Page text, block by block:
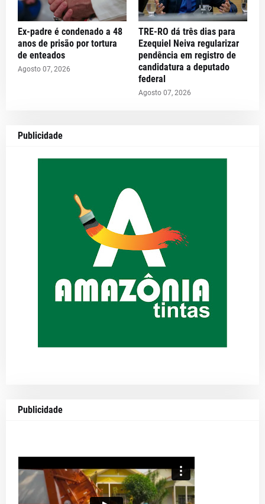
Ex-padre é condenado a 48
anos de prisão por tortura
de enteados
Agosto 07, 2026
TRE-RO dá três dias para
Ezequiel Neiva regularizar
pendência em registro de
candidatura a deputado
federal
Agosto 07, 2026
Publicidade
Publicidade